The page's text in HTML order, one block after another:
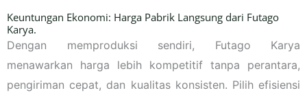
Keuntungan Ekonomi: Harga Pabrik Langsung dari Futago
Karya.
Dengan memproduksi sendiri, Futago Karya
menawarkan harga lebih kompetitif tanpa perantara,
pengiriman cepat, dan kualitas konsisten. Pilih efisiensi